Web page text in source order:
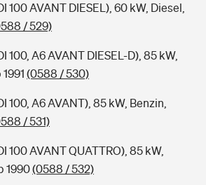
100 AVANT DIESEL), 60 kW, Diesel,
/ 529)
100, A6 AVANT DIESEL-D), 85 kW,
(0588 / 530)
100, A6 AVANT), 85 kW, Benzin,
/ 531)
100 AVANT QUATTRO), 85 kW,
1990(0588 / 532)